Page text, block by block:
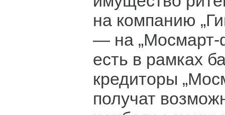
на компанию
— на „Мосмарт-
есть в рамках
кредиторы
получат